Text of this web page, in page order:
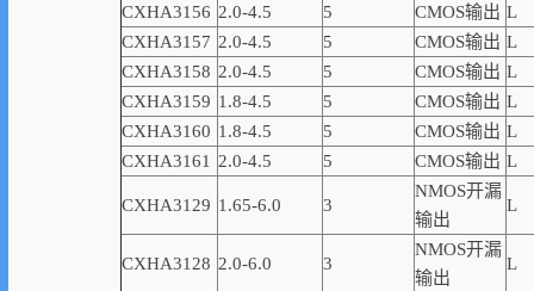
CXHA3156 2.0-4.5 5 CMOS输出 L
CXHA3157 2.0-4.5 5 CMOS输出 L
CXHA3158 2.0-4.5 5 CMOS输出 L
CXHA3159 1.8-4.5 5 CMOS输出 L
CXHA3160 1.8-4.5 5 CMOS输出 L
CXHA3161
2.0-4.5 5 CMOS输出 L
CXHA3129 1.65-6.0 3
NMOS开漏
输出
L
CXHA3128 2.0-6.0 3
NMOS开漏
输出
L